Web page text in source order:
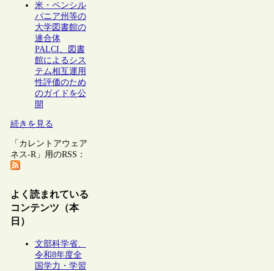
米・ペンシル
バニア州等の
大学図書館の
連合体
PALCI、図書
館によるシス
テム相互運用
性評価のため
のガイドを公
開
続きを見る
「カレントアウェア
ネス-R」用のRSS：
よく読まれている
コンテンツ（本
日）
文部科学省、
令和8年度全
国学力・学習